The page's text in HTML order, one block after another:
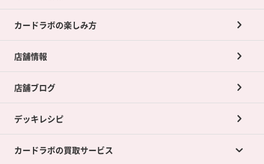
カードラボの楽しみ方
店舗情報
店舗ブログ
デッキレシピ
カードラボの買取サービス